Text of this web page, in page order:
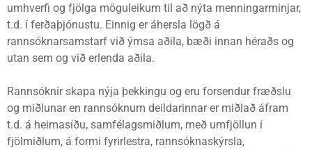
umhverfi og fjölga möguleikum til að nýta menningarminjar,
t.d. í ferðaþjónustu. Einnig er áhersla lögð á
rannsóknarsamstarf við ýmsa aðila, bæði innan héraðs og
utan sem og við erlenda aðila.
Rannsóknir skapa nýja þekkingu og eru forsendur fræðslu
og miðlunar en rannsóknum deildarinnar er miðlað áfram
t.d. á heimasíðu, samfélagsmiðlum, með umfjöllun í
fjölmiðlum, á formi fyrir­lest­ra, rannsóknaskýrsla,